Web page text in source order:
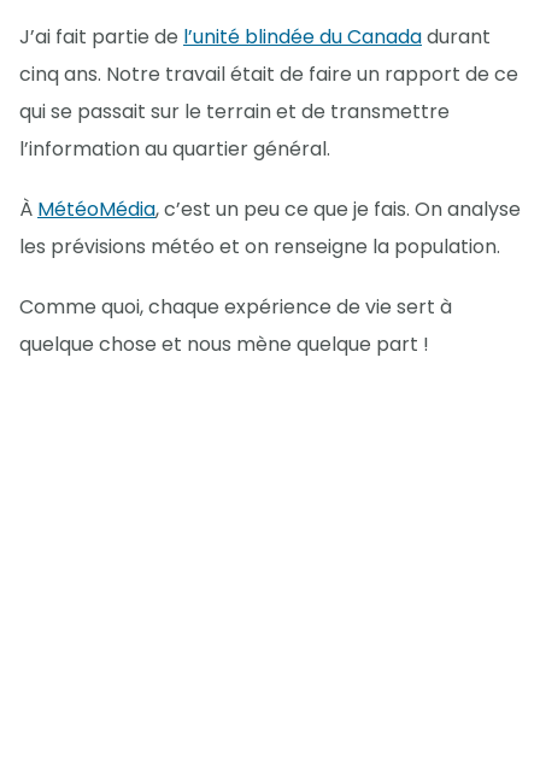
J’ai fait partie de l’unité blindée du Canadadurant
cinq ans. Notre travail était de faire un rapport de ce
qui se passait sur le terrain et de transmettre
l’information au quartier général.
À MétéoMédia, c’est un peu ce que je fais. On analyse
les prévisions météo et on renseigne la population.
Comme quoi, chaque expérience de vie sert à
quelque chose et nous mène quelque part !